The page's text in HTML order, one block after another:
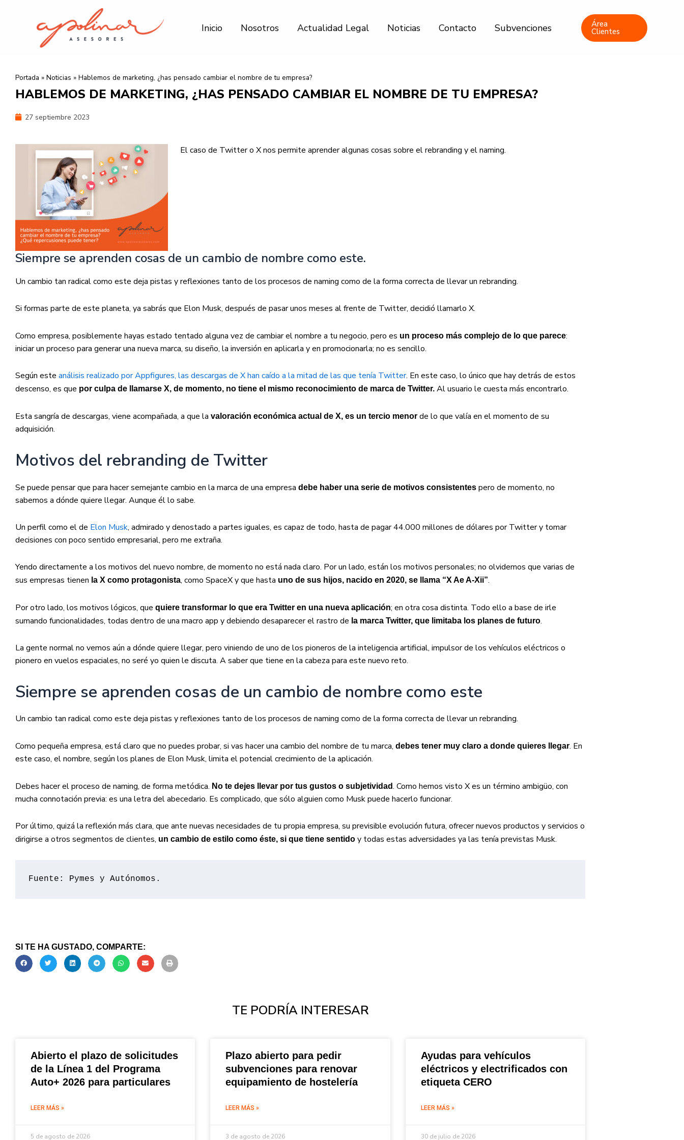
Inicio Nosotros Actualidad Legal Noticias Contacto Subvenciones Área
Clientes
Portada » Noticias » Hablemos de marketing, ¿has pensado cambiar el nombre de tu empresa?
HABLEMOS DE MARKETING, ¿HAS PENSADO CAMBIAR EL NOMBRE DE TU EMPRESA?
27 septiembre 2023
El caso de Twitter o X nos permite aprender algunas cosas sobre el rebranding y el naming.
Siempre se aprenden cosas de un cambio de nombre como este.
Un cambio tan radical como este deja pistas y reflexiones tanto de los procesos de naming como de la forma correcta de llevar un rebranding.
Si formas parte de este planeta, ya sabrás que Elon Musk, después de pasar unos meses al frente de Twitter, decidió llamarlo X.
Como empresa, posiblemente hayas estado tentado alguna vez de cambiar el nombre a tu negocio, pero es un proceso más complejo de lo que parece:
iniciar un proceso para generar una nueva marca, su diseño, la inversión en aplicarla y en promocionarla; no es sencillo.
Según este análisis realizado por Appfigures, las descargas de X han caído a la mitad de las que tenía Twitter. En este caso, lo único que hay detrás de estos
descenso, es que por culpa de llamarse X, de momento, no tiene el mismo reconocimiento de marca de Twitter. Al usuario le cuesta más encontrarlo.
Esta sangría de descargas, viene acompañada, a que la valoración económica actual de X, es un tercio menor de lo que valía en el momento de su
adquisición.
Motivos del rebranding de Twitter
Se puede pensar que para hacer semejante cambio en la marca de una empresa debe haber una serie de motivos consistentes pero de momento, no
sabemos a dónde quiere llegar. Aunque él lo sabe.
Un perfil como el de Elon Musk, admirado y denostado a partes iguales, es capaz de todo, hasta de pagar 44.000 millones de dólares por Twitter y tomar
decisiones con poco sentido empresarial, pero me extraña.
Yendo directamente a los motivos del nuevo nombre, de momento no está nada claro. Por un lado, están los motivos personales; no olvidemos que varias de
sus empresas tienen la X como protagonista, como SpaceX y que hasta uno de sus hijos, nacido en 2020, se llama “X Ae A-Xii”.
Por otro lado, los motivos lógicos, que quiere transformar lo que era Twitter en una nueva aplicación; en otra cosa distinta. Todo ello a base de irle
sumando funcionalidades, todas dentro de una macro app y debiendo desaparecer el rastro de la marca Twitter, que limitaba los planes de futuro.
La gente normal no vemos aún a dónde quiere llegar, pero viniendo de uno de los pioneros de la inteligencia artificial, impulsor de los vehículos eléctricos o
pionero en vuelos espaciales, no seré yo quien le discuta. A saber que tiene en la cabeza para este nuevo reto.
Siempre se aprenden cosas de un cambio de nombre como este
Un cambio tan radical como este deja pistas y reflexiones tanto de los procesos de naming como de la forma correcta de llevar un rebranding.
Como pequeña empresa, está claro que no puedes probar, si vas hacer una cambio del nombre de tu marca, debes tener muy claro a donde quieres llegar. En
este caso, el nombre, según los planes de Elon Musk, limita el potencial crecimiento de la aplicación.
Debes hacer el proceso de naming, de forma metódica. No te dejes llevar por tus gustos o subjetividad. Como hemos visto X es un término ambigüo, con
mucha connotación previa: es una letra del abecedario. Es complicado, que sólo alguien como Musk puede hacerlo funcionar.
Por último, quizá la reflexión más clara, que ante nuevas necesidades de tu propia empresa, su previsible evolución futura, ofrecer nuevos productos y servicios o
dirigirse a otros segmentos de clientes, un cambio de estilo como éste, si que tiene sentido y todas estas adversidades ya las tenía previstas Musk.
Fuente: Pymes y Autónomos.
SI TE HA GUSTADO, COMPARTE:
TE PODRÍA INTERESAR
Abierto el plazo de solicitudes
de la Línea 1 del Programa
Auto+ 2026 para particulares
LEER MÁS »
5 de agosto de 2026
Plazo abierto para pedir
subvenciones para renovar
equipamiento de hostelería
LEER MÁS »
3 de agosto de 2026
Ayudas para vehículos
eléctricos y electrificados con
etiqueta CERO
LEER MÁS »
30 de julio de 2026